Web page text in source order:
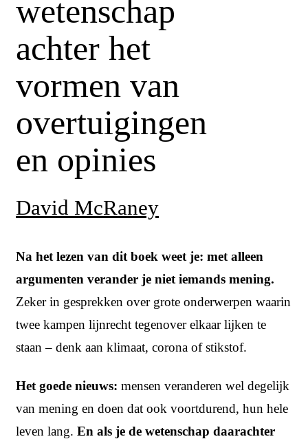
wetenschap
achter het
vormen van
overtuigingen
en opinies
David McRaney
Na het lezen van dit boek weet je: met alleen
argumenten verander je niet iemands mening.
Zeker in gesprekken over grote onderwerpen waarin
twee kampen lijnrecht tegenover elkaar lijken te
staan – denk aan klimaat, corona of stikstof.
Het goede nieuws: mensen veranderen wel degelijk
van mening en doen dat ook voortdurend, hun hele
leven lang. En als je de wetenschap daarachter